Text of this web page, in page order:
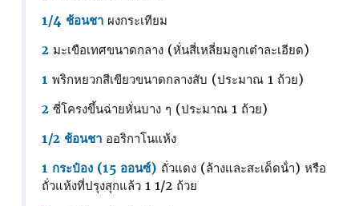
1/4 ช้อนชา ผงกระเทียม
2 มะเขือเทศขนาดกลาง (หั่นสี่เหลี่ยมลูกเต๋าละเอียด)
1 พริกหยวกสีเขียวขนาดกลางสับ (ประมาณ 1 ถ้วย)
2 ซี่โครงขึ้นฉ่ายหั่นบาง ๆ (ประมาณ 1 ถ้วย)
1/2 ช้อนชา ออริกาโนแห้ง
1 กระป๋อง (15 ออนซ์) ถั่วแดง (ล้างและสะเด็ดน้ํา) หรือ
ถั่วแห้งที่ปรุงสุกแล้ว 1 1/2 ถ้วย